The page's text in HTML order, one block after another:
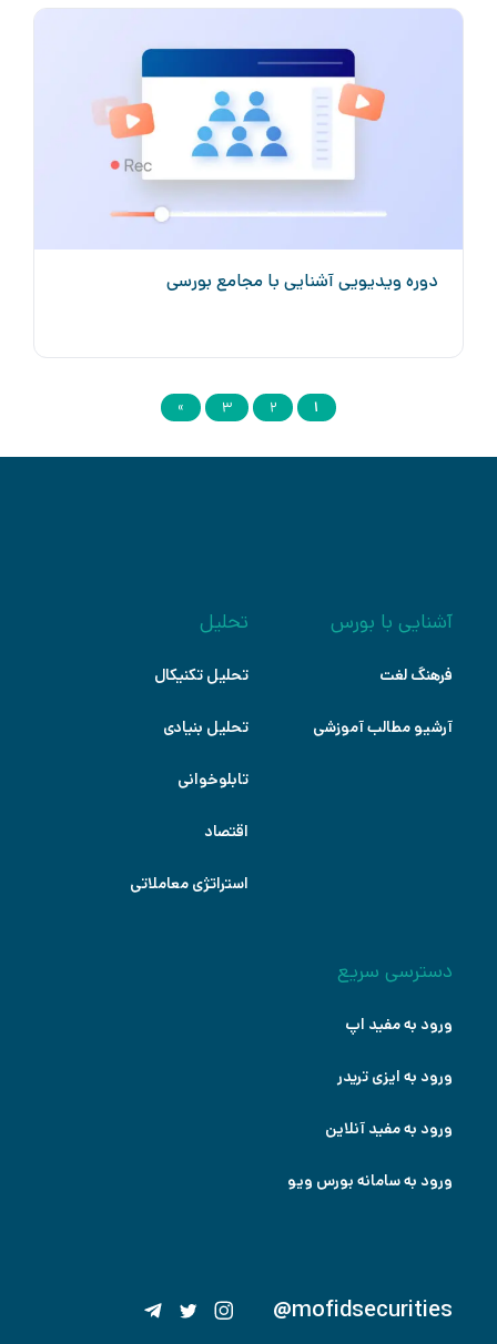
دوره ویدیویی آشنایی با مجامع بورسی
1
2
3
»
@mofidsecurities
آشنایی با بورس
فرهنگ لغت
آرشیو مطالب آموزشی
تحلیل
تحلیل تکنیکال
تحلیل بنیادی
تابلوخوانی
اقتصاد
استراتژی معاملاتی
دسترسی سریع
ورود به مفید اپ
ورود به ایزی تریدر
ورود به مفید آنلاین
ورود به سامانه بورس ویو